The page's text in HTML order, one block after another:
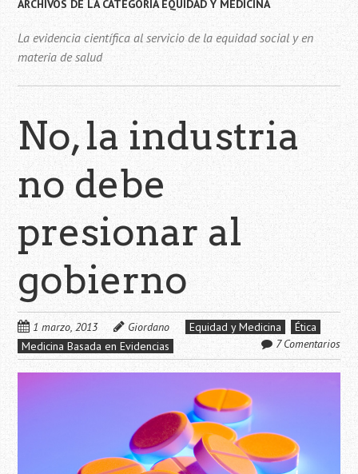
ARCHIVOS DE LA CATEGORÍAEQUIDAD Y MEDICINA
La evidencia científica al servicio de la equidad social y en
materia de salud
No, la industria
no debe
presionar al
gobierno
1 marzo, 2013 Giordano Equidad y Medicina
Ética
Medicina Basada en Evidencias
7 Comentarios